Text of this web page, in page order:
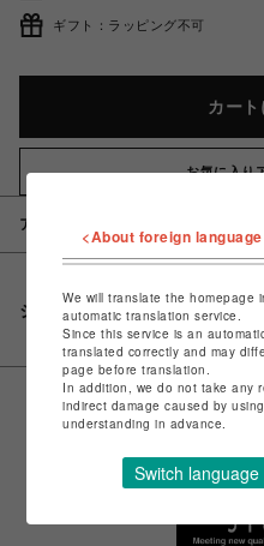
ギフト：ラッピング不可
カー
お気に入り
アイテム説明 / 素材
シェアする
<About foreign
We will translate the homepage
automatic translation service.
Since this service is an
translated correctly and may
page before translation.
In addition, we do not take any
indirect damage caused by
understanding in advance.
Switch language